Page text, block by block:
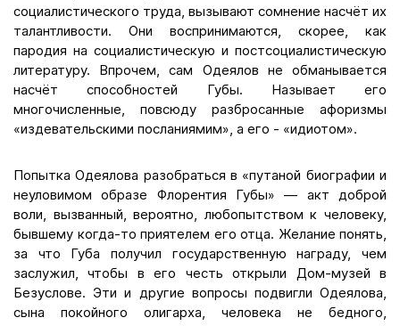
социалистического труда, вызывают сомнение насчёт их
талантливости. Они воспринимаются, скорее, как
пародия на социалистическую и постсоциалистическую
литературу. Впрочем, сам Одеялов не обманывается
насчёт способностей Губы. Называет его
многочисленные, повсюду разбросанные афоризмы
«издевательскими посланиямим», а его - «идиотом».
Попытка Одеялова разобраться в «путаной биографии и
неуловимом образе Флорентия Губы» — акт доброй
воли, вызванный, вероятно, любопытством к человеку,
бывшему когда-то приятелем его отца. Желание понять,
за что Губа получил государственную награду, чем
заслужил, чтобы в его честь открыли Дом-музей в
Безуслове. Эти и другие вопросы подвигли Одеялова,
сына покойного олигарха, человека не бедного,